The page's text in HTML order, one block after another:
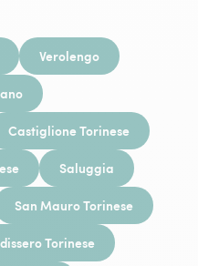
Verolengo
Castiglione Torinese
Saluggia
San Mauro Torinese
Torinese